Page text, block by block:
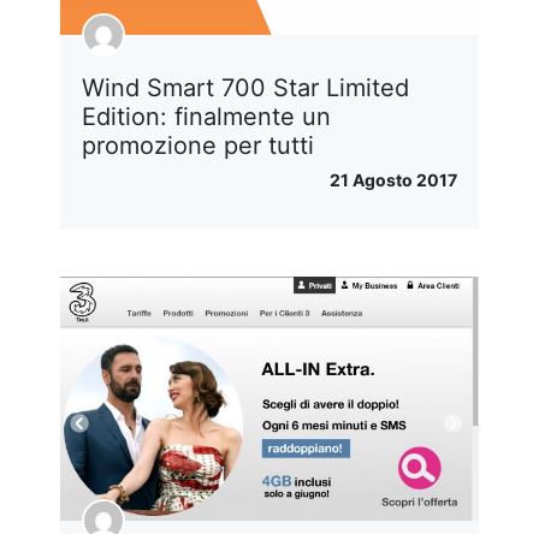
Wind Smart 700 Star Limited
Edition: finalmente un
promozione per tutti
21 Agosto 2017